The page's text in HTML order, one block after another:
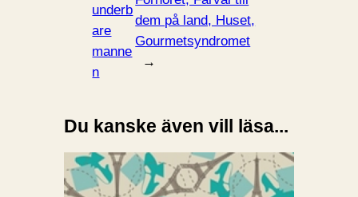
underb
are
manne
n
dem på land, Huset,
Gourmetsyndromet
→
Du kanske även vill läsa...